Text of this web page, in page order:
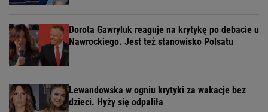
Dorota Gawryluk reaguje na krytykę po debacie u
Nawrockiego. Jest też stanowisko Polsatu
Lewandowska w ogniu krytyki za wakacje bez
dzieci. Hyży się odpaliła